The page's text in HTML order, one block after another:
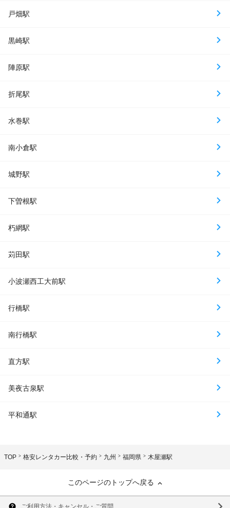
戸畑駅
黒崎駅
陣原駅
折尾駅
水巻駅
南小倉駅
城野駅
下曽根駅
朽網駅
苅田駅
小波瀬西工大前駅
行橋駅
南行橋駅
直方駅
美夜古泉駅
平和通駅
TOP 格安レンタカー比較・予約 九州 福岡県 木屋瀬駅
このページのトップへ戻る